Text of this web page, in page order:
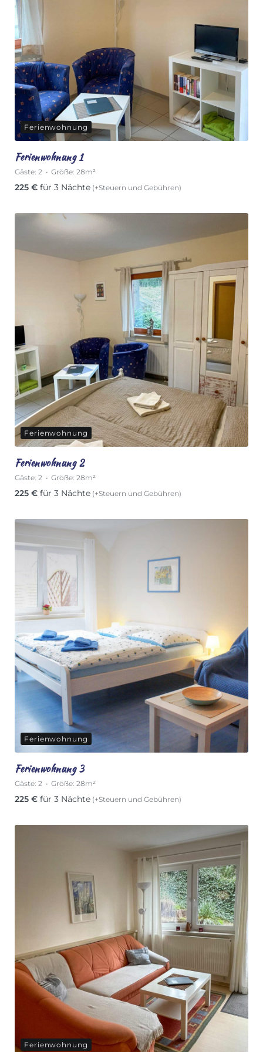
Ferienwohnung
Ferienwohnung 1
Gäste: 2 Größe: 28m²
225 € für 3 Nächte (+Steuern und Gebühren)
Ferienwohnung
Ferienwohnung 2
Gäste: 2 Größe: 28m²
225 € für 3 Nächte (+Steuern und Gebühren)
Ferienwohnung
Ferienwohnung 3
Gäste: 2 Größe: 28m²
225 € für 3 Nächte (+Steuern und Gebühren)
Ferienwohnung